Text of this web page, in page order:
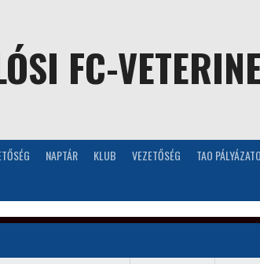
FC-
NAPTÁR KLUB VEZETŐSÉG TAO